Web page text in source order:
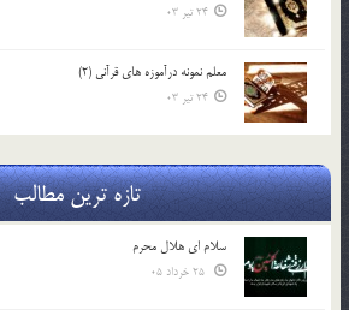
24 تیر 03
معلم نمونه درآموزه هاي قرآني (2)
24 تیر 03
تازه ترین مطالب
سلام ای هلال محرم